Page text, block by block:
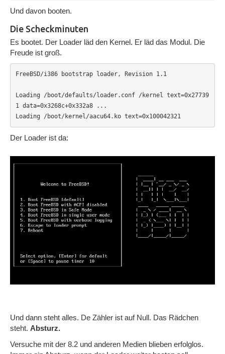
Und davon booten.
Die Scheckminuten
Es bootet. Der Loader läd den Kernel. Er läd das Modul. Die
Freude ist groß.
FreeBSD/i386 bootstrap loader, Revision 1.1
Loading /boot/defaults/loader.conf /kernel text=0x27739
1 data=0x3268c+0x332a8 ...
Loading /boot/kernel/aacu64.ko text=0x100042321
Der Loader ist da:
Und dann steht alles. De Zähler ist auf Null. Das Rädchen
steht. Absturz.
Versuche mit der 8.2 und anderen Medien blieben erfolglos.